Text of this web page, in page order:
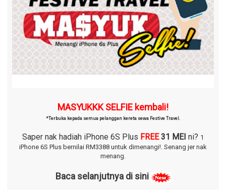
MASYUKKK SELFIE kembali!
*Terbuka kepada semua pelanggan kereta sewa Festive Travel.
Saper nak hadiah iPhone 6S Plus FREE 31 MEI ni? 1
iPhone 6S Plus bernilai RM3388 untuk dimenangi!. Senang jer nak
menang.
Baca selanjutnya di sini